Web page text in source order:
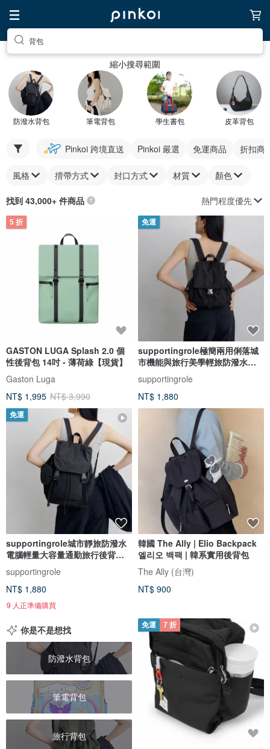
背包
縮小搜尋範圍
防潑水背包 筆電背包 學生書包 皮革背包
Pinkoi 跨境直送 Pinkoi 嚴選 免運商品 折扣商
風格 揹帶方式 封口方式 材質 顏色
找到 43,000+ 件商品 熱門程度優先
5 折
GASTON LUGA Splash 2.0 個
性後背包 14吋 - 薄荷綠【現貨】
Gaston Luga
NT$ 1,995 NT$ 3,990
免運
supportingrole極簡兩用俐落城
市機能與旅行美學輕旅防潑水後
supportingrole
NT$ 1,880
免運
supportingrole城市靜旅防潑水
電腦輕量大容量通勤旅行後背包
supportingrole
NT$ 1,880
9 人正準備購買
韓國 The Ally | Elio Backpack
엘리오 백팩 | 韓系實用後背包
The Ally (台灣)
NT$ 900
你是不是想找
防潑水背包
筆電背包
旅行背包
免運 7 折